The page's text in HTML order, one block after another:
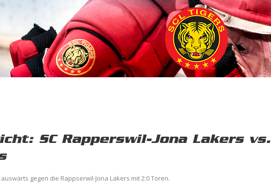
SC Rapperswil-Jona Lakers vs.
gegen die Rappserwil-Jona Lakers mit 2:0 Toren.